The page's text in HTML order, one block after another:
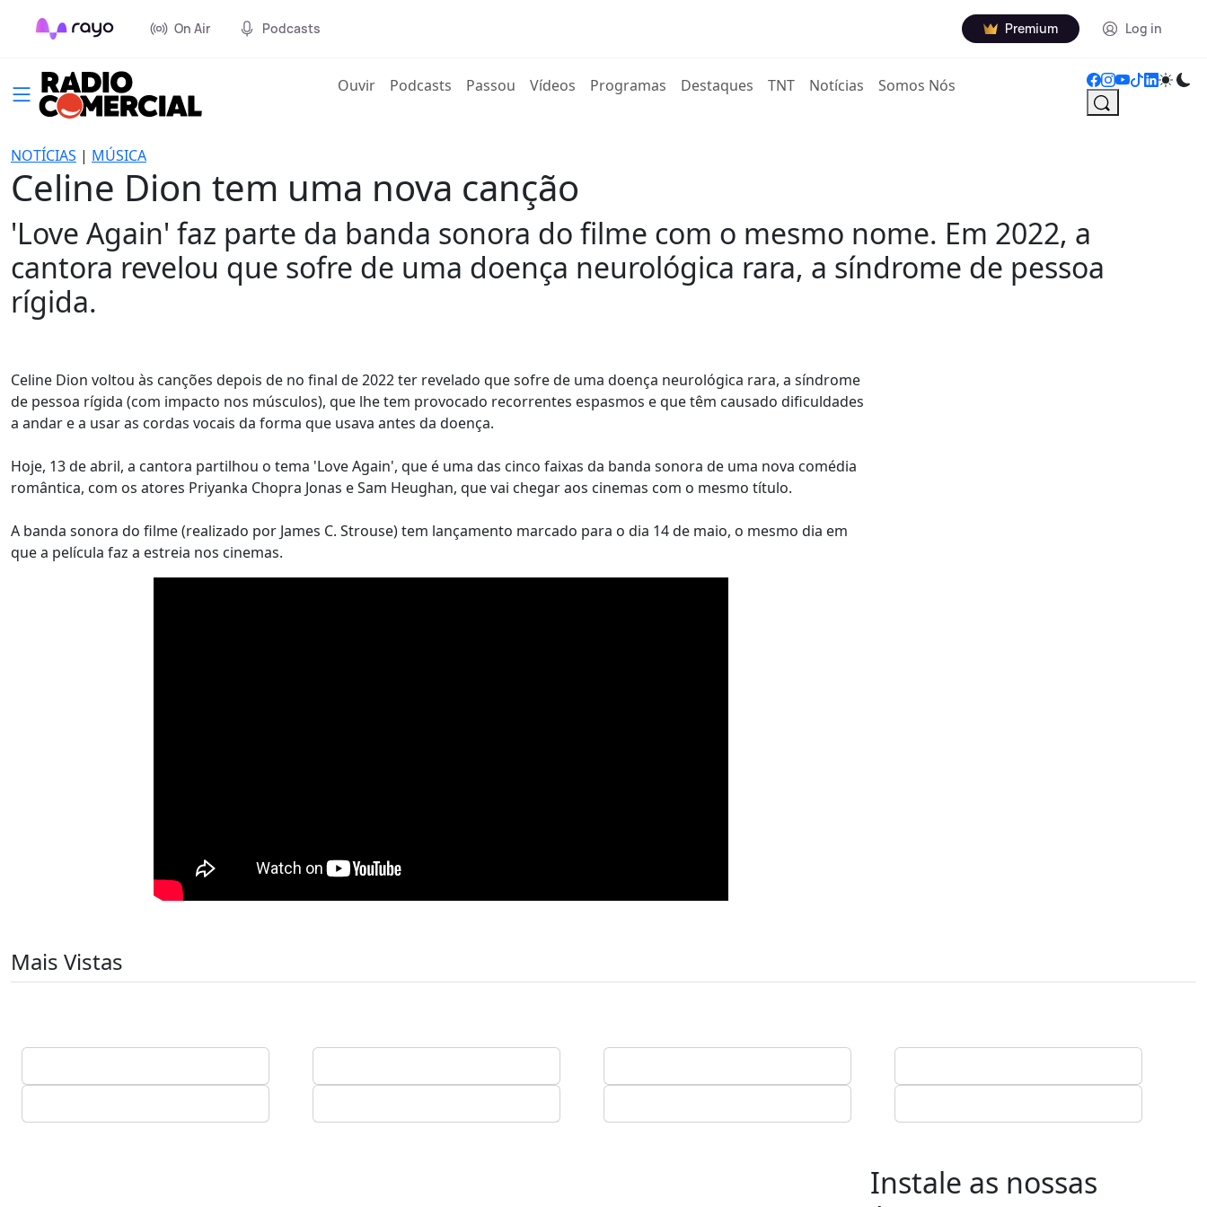
On Air Podcasts Premium Log in
Ouvir(current)
Podcasts Passou Vídeos Programas Destaques TNT Notícias Somos Nós
NOTÍCIAS | MÚSICA
Celine Dion tem uma nova canção
'Love Again' faz parte da banda sonora do filme com o mesmo nome. Em 2022, a
cantora revelou que sofre de uma doença neurológica rara, a síndrome de pessoa
rígida.
Celine Dion voltou às canções depois de no final de 2022 ter revelado que sofre de uma doença neurológica rara, a síndrome
de pessoa rígida (com impacto nos músculos), que lhe tem provocado recorrentes espasmos e que têm causado dificuldades
a andar e a usar as cordas vocais da forma que usava antes da doença.
Hoje, 13 de abril, a cantora partilhou o tema 'Love Again', que é uma das cinco faixas da banda sonora de uma nova comédia
romântica, com os atores Priyanka Chopra Jonas e Sam Heughan, que vai chegar aos cinemas com o mesmo título.
A banda sonora do filme (realizado por James C. Strouse) tem lançamento marcado para o dia 14 de maio, o mesmo dia em
que a película faz a estreia nos cinemas.
Mais Vistas
Instale as nossas